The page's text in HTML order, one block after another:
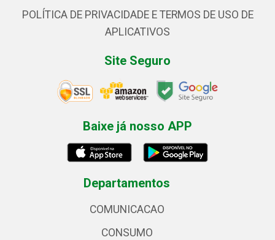
POLÍTICA DE PRIVACIDADE E TERMOS DE USO DE
APLICATIVOS
Site Seguro
Baixe já nosso APP
Departamentos
COMUNICACAO
CONSUMO